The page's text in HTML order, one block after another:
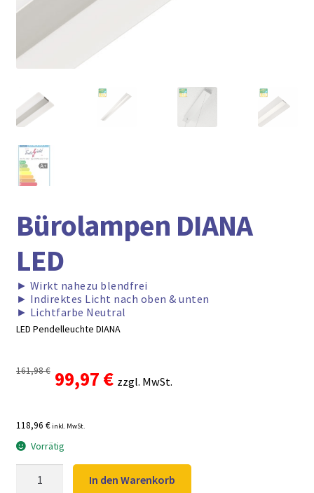
► ZAHLARTEN
► VERSANDARTEN
Bürolampen DIANA
LED
► Wirkt nahezu blendfrei
► Indirektes Licht nach oben & unten
► Lichtfarbe Neutral
LED Pendelleuchte DIANA
161,98€ Ursprünglicher
war:
161,98 €
99,97 €Aktueller
99,97 €.
zzgl. MwSt.
118,96 €inkl. MwSt.
Vorrätig
In den Warenkorb